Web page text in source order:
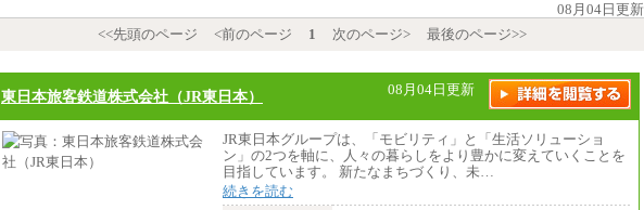
08月04日更新
<<先頭のページ
<前のページ 1 次のページ> 最後のページ>>
東日本旅客鉄道株式会社（JR東日本） 08月04日更新
JR東日本グループは、「モビリティ」と「生活ソリューショ
ン」の2つを軸に、人々の暮らしをより豊かに変えていくことを
目指しています。 新たなまちづくり、未…
続きを読む